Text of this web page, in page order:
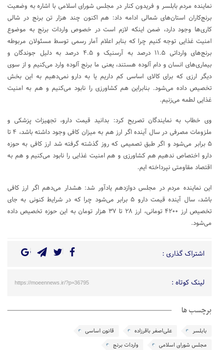
نماینده مردم بابلسر و فریدون کنار در مجلس شورای اسلامی با اشاره به وضعیت
برنج‌کاران استان‌های شمالی ادامه داد: هم اکنون چند هزار تن برنج در شالی
کاری‌ها وجود دارد، ضمن اینکه لازم است در خصوص واردات برنج به موضوع
امنیت غذایی توجه کنیم چرا که بنابر اعلام آمار رسمی توسط مسئولان مربوطه
برنج‌های وارداتی ۱۱.۵ درصد به آرسنیک و ۴.۵ درصد به دلیل جوندگان و
بیماری‌های انسان و دام آلوده هستند، یعنی ما برنج آلوده وارد می‌کنیم و از سوی
دیگر ارزی که برای کالای اساسی کم داریم یا به دارو نمی‌دهیم به این بخش
تخصیص داده می‌شود. بنابراین هم کشاورزی را نابود می‌کنیم و هم به امنیت
غذایی لطمه می‌زنیم.
وی خطاب به نمایندگان تصریح کرد: بدانید قیمت دارو، تجهیزات پزشکی و
ملزومات مصرفی در سال آینده اگر ارز هم به میزان کافی وجود داشته باشد، ۴ تا
۵ برابر می‌شود و اگر طبق تصمیمی که روز گذشته گرفته شد ارز کافی به حوزه
دارو اختصاص ندهیم هم کشاورزی و هم امنیت غذایی را نابود می‌کنیم و هم به
اقتصاد مقاومتی نپرداخته ایم.
این نماینده مردم در مجلس دوازدهم یادآور شد: هشدار می‌دهم اگر ارز کافی
باشد، سال آینده قیمت دارو ۵ برابر می‌شود چرا که در شرایط کنونی به جای
تخصیص ارز ۴۲۰۰ تومانی، ارز ۲۸ تا ۳۷ هزار تومان به این حوزه تخصیص داده
می‌شود.
اشتراک گذاری :
لینک کوتاه : https://moeennews.ir/?p=36795
برچسب ها
بابلسر علی‌اصغر باقرزاده
قانون اساسی
مجلس شورای اسلامی
واردات برنج